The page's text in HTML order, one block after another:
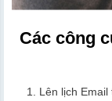
Các công
1. Lên lịch